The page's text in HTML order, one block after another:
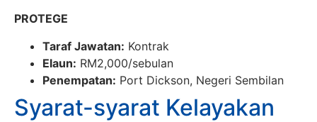
PROTEGE
Taraf Jawatan: Kontrak
Elaun: RM2,000/sebulan
Penempatan: Port Dickson, Negeri Sembilan
Syarat-syarat Kelayakan